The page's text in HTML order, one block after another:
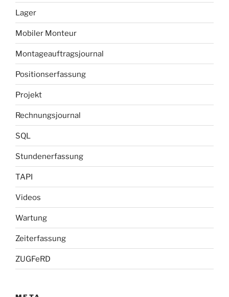
Lager
Mobiler Monteur
Montageauftragsjournal
Positionserfassung
Projekt
Rechnungsjournal
SQL
Stundenerfassung
TAPI
Videos
Wartung
Zeiterfassung
ZUGFeRD